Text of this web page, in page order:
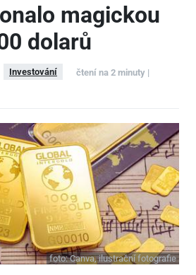
magickou
dolarů
Investování
čtení na 2 minuty |
foto:Canva, ilustrační fotografie